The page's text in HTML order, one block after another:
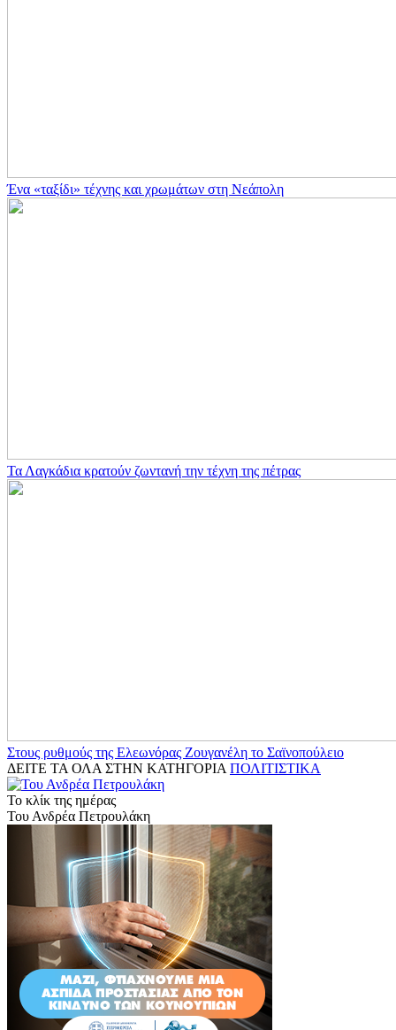
Ένα «ταξίδι» τέχνης και χρωμάτων στη Νεάπολη
Τα Λαγκάδια κρατούν ζωντανή την τέχνη της πέτρας
Στους ρυθμούς της Ελεωνόρας Ζουγανέλη το Σαϊνοπούλειο
ΔΕΙΤΕ ΤΑ ΟΛΑ ΣΤΗΝ ΚΑΤΗΓΟΡΙΑ ΠΟΛΙΤΙΣΤΙΚΑ
Το κλίκ της ημέρας
Του Ανδρέα Πετρουλάκη